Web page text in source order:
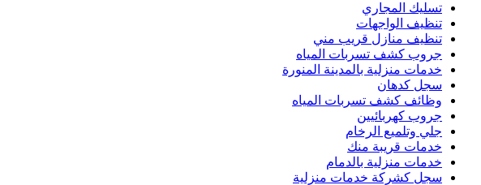
تسليك المجاري
تنظيف الواجهات
تنظيف منازل قريب مني
جروب كشف تسربات المياه
خدمات منزلية بالمدينة المنورة
سجل كدهان
وظائف كشف تسربات المياه
جروب كهربائيين
جلي وتلميع الرخام
خدمات قريبة منك
خدمات منزلية بالدمام
سجل كشركة خدمات منزلية